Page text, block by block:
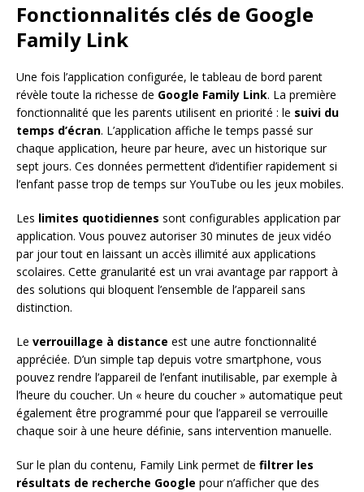
Fonctionnalités clés de Google
Family Link
Une fois l’application configurée, le tableau de bord parent
révèle toute la richesse de Google Family Link. La première
fonctionnalité que les parents utilisent en priorité : le suivi du
temps d’écran. L’application affiche le temps passé sur
chaque application, heure par heure, avec un historique sur
sept jours. Ces données permettent d’identifier rapidement si
l’enfant passe trop de temps sur YouTube ou les jeux mobiles.
Les limites quotidiennes sont configurables application par
application. Vous pouvez autoriser 30 minutes de jeux vidéo
par jour tout en laissant un accès illimité aux applications
scolaires. Cette granularité est un vrai avantage par rapport à
des solutions qui bloquent l’ensemble de l’appareil sans
distinction.
Le verrouillage à distance est une autre fonctionnalité
appréciée. D’un simple tap depuis votre smartphone, vous
pouvez rendre l’appareil de l’enfant inutilisable, par exemple à
l’heure du coucher. Un « heure du coucher » automatique peut
également être programmé pour que l’appareil se verrouille
chaque soir à une heure définie, sans intervention manuelle.
Sur le plan du contenu, Family Link permet de filtrer les
résultats de recherche Google pour n’afficher que des